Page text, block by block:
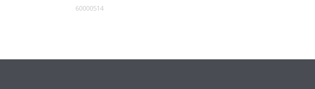
60000514